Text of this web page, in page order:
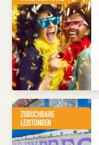
ZUBUCHBARE
LEISTUNGEN